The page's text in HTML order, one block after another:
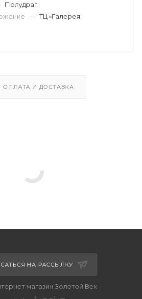
Полудраг.
— ТЦ «Галерея
ОПЛАТА И ДОСТАВКА
НА РАССЫЛКУ
магазин Золотой Век